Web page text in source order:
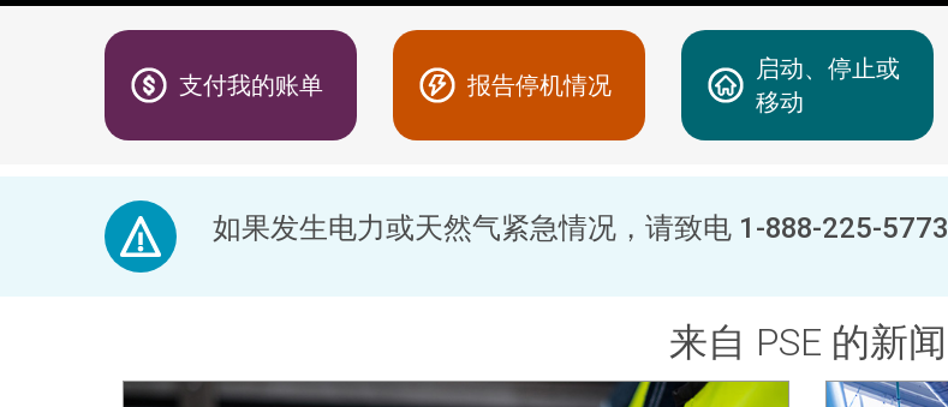
支付我的账单 报告停机情况
启动、停止或
移动
如果发生电力或天然气紧急情况，请致电 1-888-225-5773
来自 PSE 的新闻